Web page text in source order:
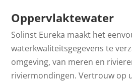
Oppervlaktewater
Solinst Eureka maakt het
waterkwaliteitsgegevens te
omgeving, van meren en
riviermondingen. Vertrouw op